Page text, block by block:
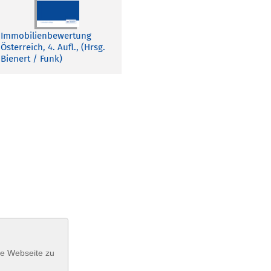
Immobilienbewertung
Österreich, 4. Aufl., (Hrsg.
Bienert / Funk)
Webseite zu